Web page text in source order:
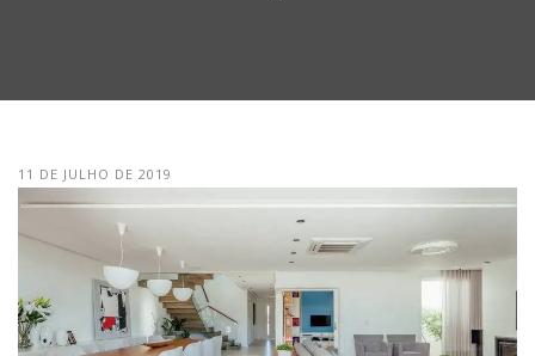
11 DE JULHO DE 2019